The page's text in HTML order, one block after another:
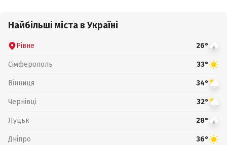
Найбільші міста в Україні
Рівне 26°
Сімферополь 33°
Вінниця 34°
Чернівці 32°
Луцьк 28°
Дніпро 36°